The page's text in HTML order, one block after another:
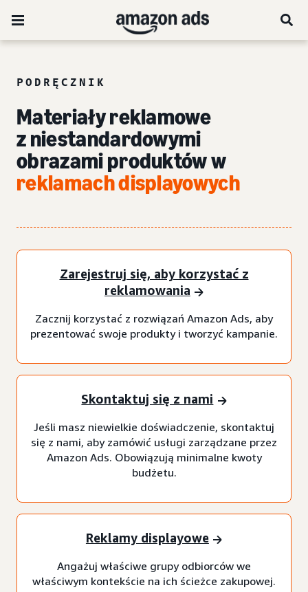
PODRĘCZNIK
Materiały reklamowe
z niestandardowymi
obrazami produktów w
reklamach displayowych
Zarejestruj się, aby korzystać z
reklamowania
Zacznij korzystać z rozwiązań Amazon Ads, aby
prezentować swoje produkty i tworzyć kampanie.
Skontaktuj się z nami
Jeśli masz niewielkie doświadczenie, skontaktuj
się z nami, aby zamówić usługi zarządzane przez
Amazon Ads. Obowiązują minimalne kwoty
budżetu.
Reklamy displayowe
Angażuj właściwe grupy odbiorców we
właściwym kontekście na ich ścieżce zakupowej.